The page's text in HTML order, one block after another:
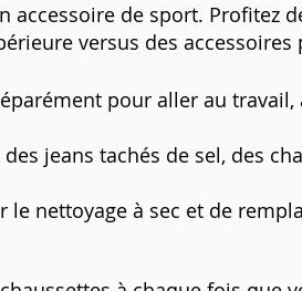
accessoire de sport. Profitez
versus des
pour aller au travail,
jeans tachés de sel, des
nettoyage à sec et de